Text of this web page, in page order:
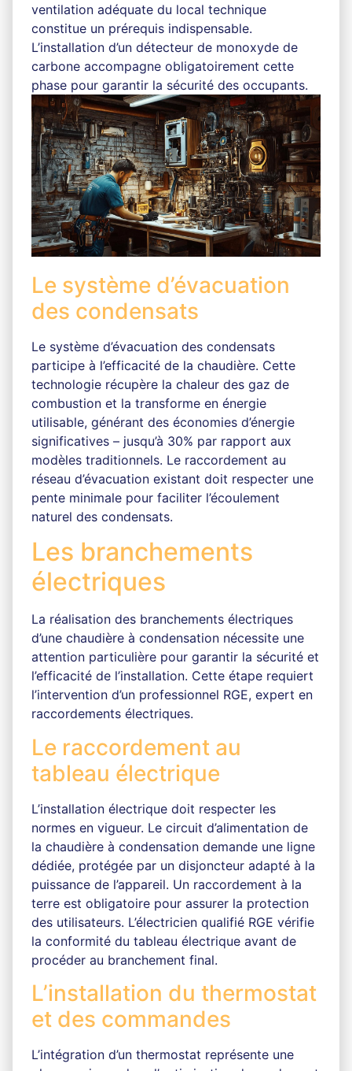
ventilation adéquate du local technique
constitue un prérequis indispensable.
L’installation d’un détecteur de monoxyde de
carbone accompagne obligatoirement cette
phase pour garantir la sécurité des occupants.
Le système d’évacuation
des condensats
Le système d’évacuation des condensats
participe à l’efficacité de la chaudière. Cette
technologie récupère la chaleur des gaz de
combustion et la transforme en énergie
utilisable, générant des économies d’énergie
significatives – jusqu’à 30% par rapport aux
modèles traditionnels. Le raccordement au
réseau d’évacuation existant doit respecter une
pente minimale pour faciliter l’écoulement
naturel des condensats.
Les branchements
électriques
La réalisation des branchements électriques
d’une chaudière à condensation nécessite une
attention particulière pour garantir la sécurité et
l’efficacité de l’installation. Cette étape requiert
l’intervention d’un professionnel RGE, expert en
raccordements électriques.
Le raccordement au
tableau électrique
L’installation électrique doit respecter les
normes en vigueur. Le circuit d’alimentation de
la chaudière à condensation demande une ligne
dédiée, protégée par un disjoncteur adapté à la
puissance de l’appareil. Un raccordement à la
terre est obligatoire pour assurer la protection
des utilisateurs. L’électricien qualifié RGE vérifie
la conformité du tableau électrique avant de
procéder au branchement final.
L’installation du thermostat
et des commandes
L’intégration d’un thermostat représente une